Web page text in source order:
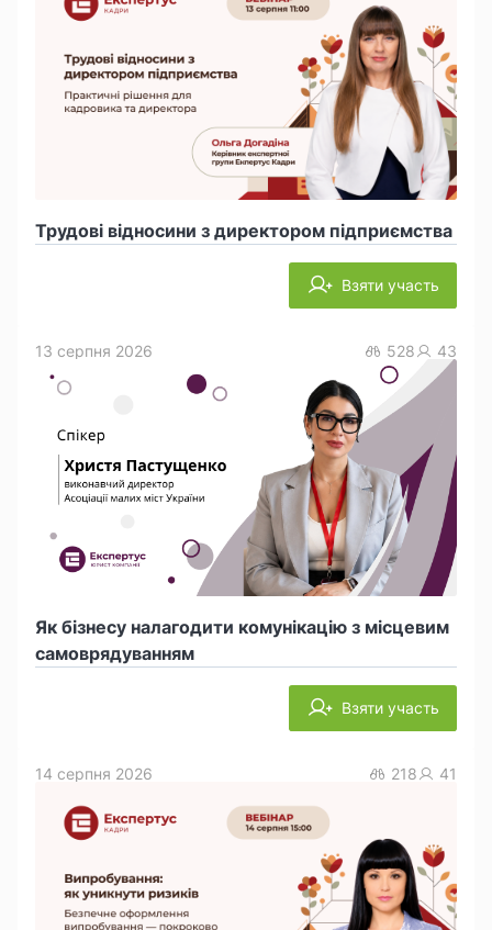
Трудові відносини з директором підприємства
Взяти участь
Як бізнесу налагодити комунікацію з місцевим
самоврядуванням
13 серпня 2026 528 43
Взяти участь
14 серпня 2026 218 41